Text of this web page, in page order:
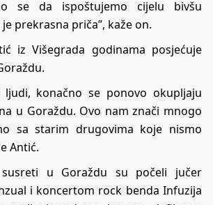
se da ispoštujemo cijelu bivšu
prekrasna priča”, kaže on.
iz Višegrada godinama posjećuje
ljudi, konačno se ponovo okupljaju
u Goraždu. Ovo nam znači mnogo
sa starim drugovima koje nismo
Antić.
u Goraždu su počeli jučer
i koncertom rock benda Infuzija